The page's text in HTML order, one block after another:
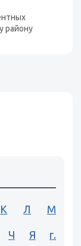
району
К Л М
Ч Я г.